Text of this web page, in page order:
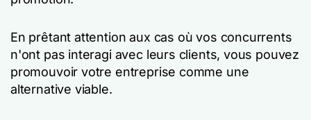
En prêtant attention aux cas où vos concurrents
n'ont pas interagi avec leurs clients, vous pouvez
promouvoir votre entreprise comme une
alternative viable.